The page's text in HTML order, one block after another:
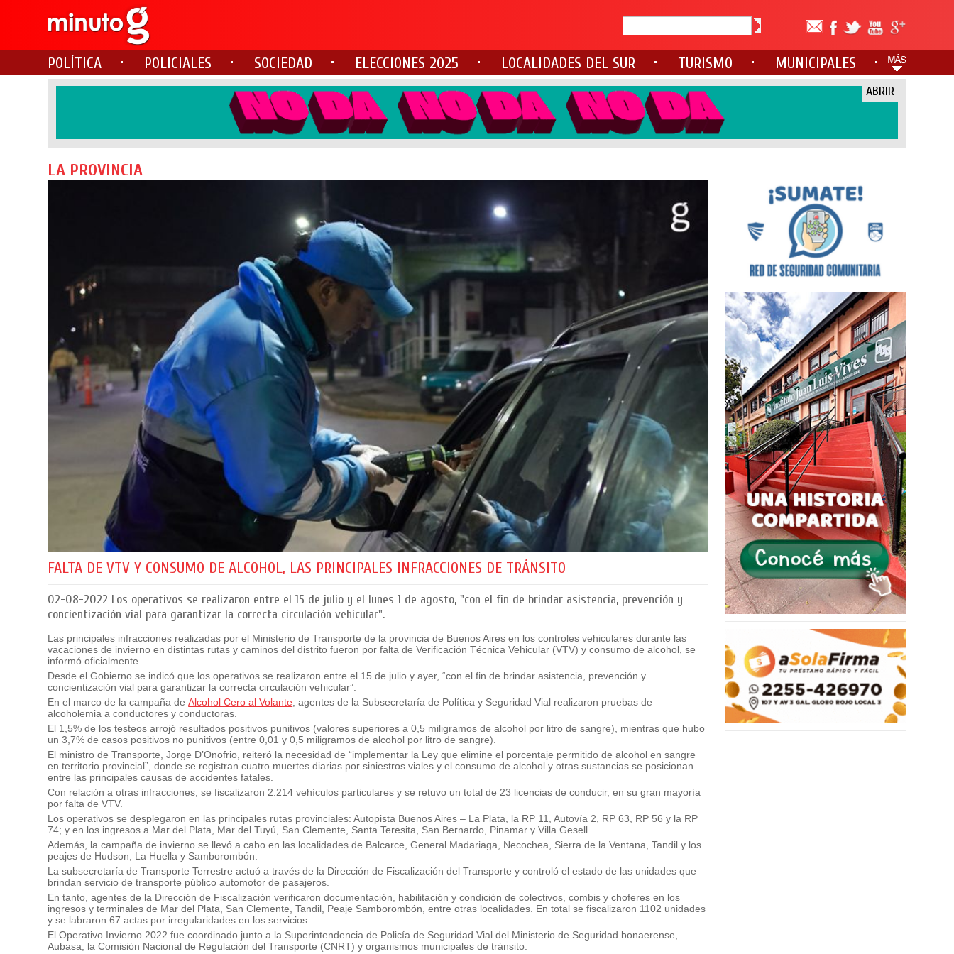
POLÍTICA POLICIALES SOCIEDAD ELECCIONES 2025 LOCALIDADES DEL SUR TURISMO MUNICIPALES
ABRIR
LA PROVINCIA
FALTA DE VTV Y CONSUMO DE ALCOHOL, LAS PRINCIPALES INFRACCIONES DE TRÁNSITO
02-08-2022 Los operativos se realizaron entre el 15 de julio y el lunes 1 de agosto, "con el fin de brindar asistencia, prevención y
concientización vial para garantizar la correcta circulación vehicular".
Las principales infracciones realizadas por el Ministerio de Transporte de la provincia de Buenos Aires en los controles vehiculares durante las
vacaciones de invierno en distintas rutas y caminos del distrito fueron por falta de Verificación Técnica Vehicular (VTV) y consumo de alcohol, se
informó oficialmente.
Desde el Gobierno se indicó que los operativos se realizaron entre el 15 de julio y ayer, “con el fin de brindar asistencia, prevención y
concientización vial para garantizar la correcta circulación vehicular”.
En el marco de la campaña deAlcohol Cero al Volante , agentes de la Subsecretaría de Política y Seguridad Vial realizaron pruebas de
alcoholemia a conductores y conductoras.
El 1,5% de los testeos arrojó resultados positivos punitivos (valores superiores a 0,5 miligramos de alcohol por litro de sangre), mientras que hubo
un 3,7% de casos positivos no punitivos (entre 0,01 y 0,5 miligramos de alcohol por litro de sangre).
El ministro de Transporte, Jorge D’Onofrio, reiteró la necesidad de “implementar la Ley que elimine el porcentaje permitido de alcohol en sangre
en territorio provincial”, donde se registran cuatro muertes diarias por siniestros viales y el consumo de alcohol y otras sustancias se posicionan
entre las principales causas de accidentes fatales.
Con relación a otras infracciones, se fiscalizaron 2.214 vehículos particulares y se retuvo un total de 23 licencias de conducir, en su gran mayoría
por falta de VTV.
Los operativos se desplegaron en las principales rutas provinciales: Autopista Buenos Aires – La Plata, la RP 11, Autovía 2, RP 63, RP 56 y la RP
74; y en los ingresos a Mar del Plata, Mar del Tuyú, San Clemente, Santa Teresita, San Bernardo, Pinamar y Villa Gesell.
Además, la campaña de invierno se llevó a cabo en las localidades de Balcarce, General Madariaga, Necochea, Sierra de la Ventana, Tandil y los
peajes de Hudson, La Huella y Samborombón.
La subsecretaría de Transporte Terrestre actuó a través de la Dirección de Fiscalización del Transporte y controló el estado de las unidades que
brindan servicio de transporte público automotor de pasajeros.
En tanto, agentes de la Dirección de Fiscalización verificaron documentación, habilitación y condición de colectivos, combis y choferes en los
ingresos y terminales de Mar del Plata, San Clemente, Tandil, Peaje Samborombón, entre otras localidades. En total se fiscalizaron 1102 unidades
y se labraron 67 actas por irregularidades en los servicios.
El Operativo Invierno 2022 fue coordinado junto a la Superintendencia de Policía de Seguridad Vial del Ministerio de Seguridad bonaerense,
Aubasa, la Comisión Nacional de Regulación del Transporte (CNRT) y organismos municipales de tránsito.